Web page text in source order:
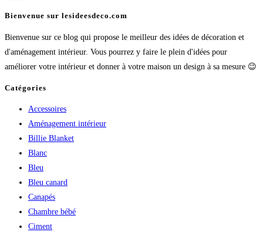
Bienvenue sur lesideesdeco.com
Bienvenue sur ce blog qui propose le meilleur des idées de décoration et
d'aménagement intérieur. Vous pourrez y faire le plein d'idées pour
améliorer votre intérieur et donner à votre maison un design à sa mesure 😉
Catégories
Accessoires
Aménagement intérieur
Billie Blanket
Blanc
Bleu
Bleu canard
Canapés
Chambre bébé
Ciment